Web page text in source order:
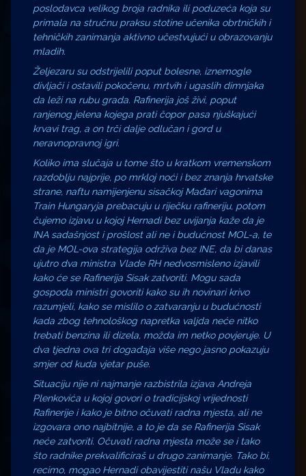
poslodavca velikog broja radnika ili poduzeća koja su
primala na stručnu praksu stotine učenika obrtničkih i
tehničkih zanimanja aktivno učestvujući u obrazovanju
mladih.
Željezaru su odstrijelili poput bolesne, iznemogle
divljači i ostavili pokočenu, mrtvih i ugaslih dimnjaka
da leži na rubu grada. Rafinerija još živi, poput
ranjenog jelena kojega prati čopor pasa njuškajući
krvavi trag, a on trči dalje odlučan i gord u
neravnopravnoj igri.
Koliko ima slučaja u tome što u kratkom vremenskom
razdoblju najprije, po mrkloj noći i bez znanja hrvatske
strane, naftu namijenjenu sisačkoj Mađari vagonima
Train Hungaryja prebacuju u riječku rafineriju, potom
čujemo izjavu u kojoj Hernadi bez uvijanja kaže da je
INA sadašnjost i prošlost ali ne i budućnost MOL-a, te
da je MOL-ova strategija održiva bez INE, da bi danas
ujutro dva ministra Vlade RH nedvosmisleno izjavili
kako će se Rafinerija Sisak zatvoriti. Mogu sada
gospoda ministri govoriti kako su ih novinari krivo
razumjeli, kako se mislilo o zatvaranju u budućnosti
kada zbog tehnološkog napretka valjda neće nitko
trebati benzina ili dizela, možda im netko povjeruje. U
dva tjedna ova tri događaja više nego jasno pokazuju
smjer od kuda vjetar puše.
Situaciju nije ni najmanje razbistrila izjava Andreja
Plenkovića u kojoj govori o tradicijskoj vrijednosti
Rafinerije i kako je bitno očuvati radna mjesta, ali ne
izgovara ono najbitnije, a to je da se Rafinerija Sisak
neće zatvoriti. Očuvati radna mjesta može se i tako
što radnike prekvalificiraš u drugo zanimanje. Tako bi,
recimo, mogao Hernadi obavijestiti našu Vladu kako